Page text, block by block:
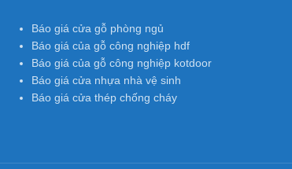
Báo giá cửa gỗ phòng ngủ
Báo giá của gỗ công nghiệp hdf
Báo giá của gỗ công nghiệp kotdoor
Báo giá cửa nhựa nhà vệ sinh
Báo giá cửa thép chống cháy